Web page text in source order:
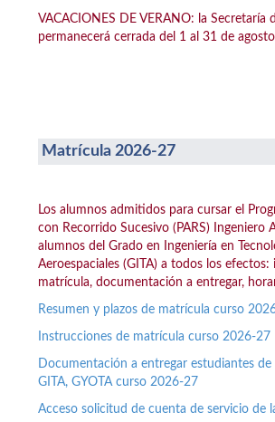
VACACIONES DE VERANO: la Secretaría
permanecerá cerrada del 1 al 31 de
Matrícula 2026-27
Los alumnos admitidos para cursar el
con Recorrido Sucesivo (PARS) Ingeniero
alumnos del Grado en Ingeniería en
Aeroespaciales (GITA) a todos los
matrícula, documentación a entregar,
Resumen y plazos de matrícula curso
Instrucciones de matrícula curso 2026-27
Documentación a entregar estudiantes de
GITA, GYOTA curso 2026-27
Acceso solicitud de cuenta de servicio de